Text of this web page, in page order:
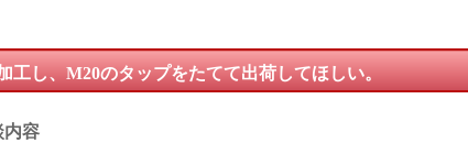
工し、M20のタップをたてて出荷してほしい。
容